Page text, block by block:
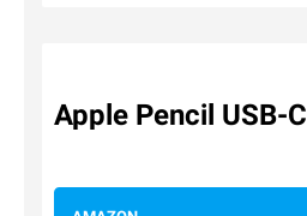
Apple Pencil USB-C